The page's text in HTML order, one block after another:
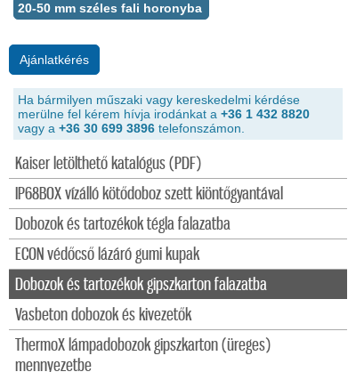
Kaiser letölthető katalógus (PDF)
IP68BOX vízálló kötődoboz szett kiöntőgyantával
Dobozok és tartozékok tégla falazatba
ECON védőcső lázáró gumi kupak
Dobozok és tartozékok gipszkarton falazatba
Vasbeton dobozok és kivezetők
ThermoX lámpadobozok gipszkarton (üreges)
mennyezetbe
20-50 mm széles fali horonyba
Ajánlatkérés
Ha bármilyen műszaki vagy kereskedelmi kérdése
merülne fel kérem hívja irodánkat a +36 1 432 8820
vagy a +36 30 699 3896 telefonszámon.